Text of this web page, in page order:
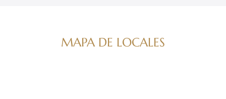
MAPA DE LOCALES